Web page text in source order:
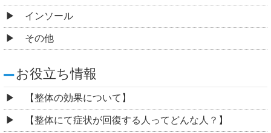
インソール
その他
お役立ち情報
【整体の効果について】
【整体にて症状が回復する人ってどんな人？】